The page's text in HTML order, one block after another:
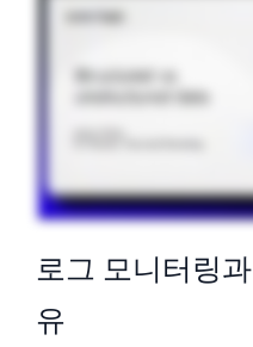
로그 모니터링
유